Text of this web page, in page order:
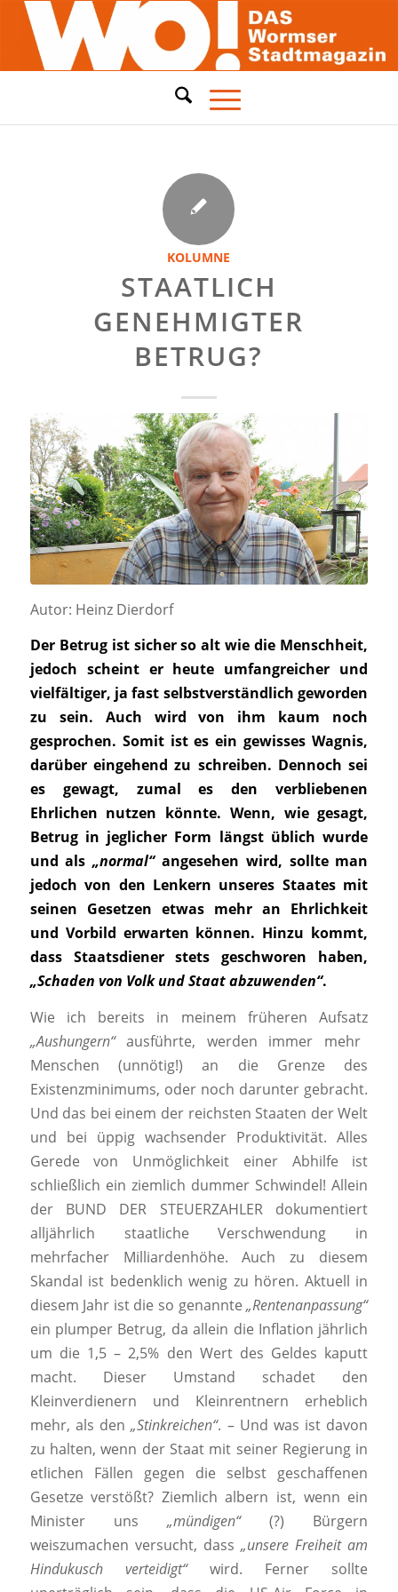
KOLUMNE
STAATLICH
GENEHMIGTER
BETRUG?
Autor: Heinz Dierdorf
Der Betrug ist sicher so alt wie die Menschheit,
jedoch scheint er heute umfangreicher und
vielfältiger, ja fast selbstverständlich geworden
zu sein. Auch wird von ihm kaum noch
gesprochen. Somit ist es ein gewisses Wagnis,
darüber eingehend zu schreiben. Dennoch sei
es gewagt, zumal es den verbliebenen
Ehrlichen nutzen könnte. Wenn, wie gesagt,
Betrug in jeglicher Form längst üblich wurde
und als„normal“angesehen wird, sollte man
jedoch von den Lenkern unseres Staates mit
seinen Gesetzen etwas mehr an Ehrlichkeit
und Vorbild erwarten können. Hinzu kommt,
dass Staatsdiener stets geschworen haben,
„Schaden von Volk und Staat abzuwenden“.
Wie ich bereits in meinem früheren Aufsatz
„Aushungern“ausführte, werden immer mehr
Menschen (unnötig!) an die Grenze des
Existenzminimums, oder noch darunter gebracht.
Und das bei einem der reichsten Staaten der Welt
und bei üppig wachsender Produktivität. Alles
Gerede von Unmöglichkeit einer Abhilfe ist
schließlich ein ziemlich dummer Schwindel! Allein
der BUND DER STEUERZAHLER dokumentiert
alljährlich staatliche Verschwendung in
mehrfacher Milliardenhöhe. Auch zu diesem
Skandal ist bedenklich wenig zu hören. Aktuell in
diesem Jahr ist die so genannte„Rentenanpassung“
ein plumper Betrug, da allein die Inflation jährlich
um die 1,5 – 2,5% den Wert des Geldes kaputt
macht. Dieser Umstand schadet den
Kleinverdienern und Kleinrentnern erheblich
mehr, als den „Stinkreichen“. – Und was ist davon
zu halten, wenn der Staat mit seiner Regierung in
etlichen Fällen gegen die selbst geschaffenen
Gesetze verstößt? Ziemlich albern ist, wenn ein
Minister uns „mündigen“(?) Bürgern
weiszumachen versucht, dass „unsere Freiheit am
Hindukusch verteidigt“wird. Ferner sollte